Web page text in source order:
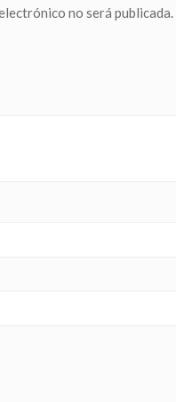
no será publicada.